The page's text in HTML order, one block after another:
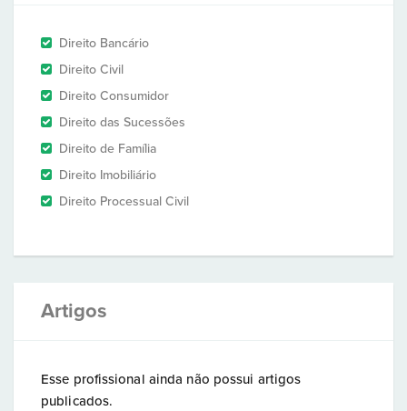
Direito Bancário
Direito Civil
Direito Consumidor
Direito das Sucessões
Direito de Família
Direito Imobiliário
Direito Processual Civil
Artigos
Esse profissional ainda não possui artigos
publicados.